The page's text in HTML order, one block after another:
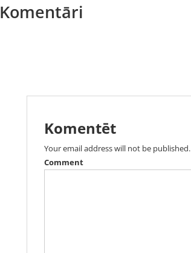
Komentāri
Komentēt
Your email address will not be published.
Comment